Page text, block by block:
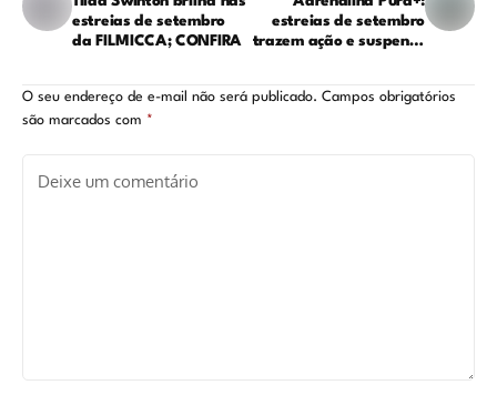
estreias de setembro
da FILMICCA; CONFIRA
estreias de setembro
trazem ação e suspense
O seu endereço de e-mail não será publicado. Campos obrigatórios
são marcados com *